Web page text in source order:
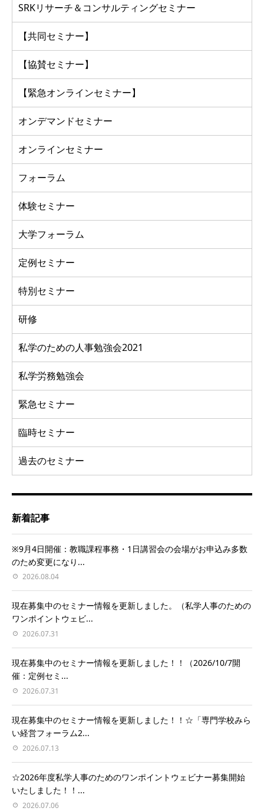
SRKリサーチ＆コンサルティングセミナー
【共同セミナー】
【協賛セミナー】
【緊急オンラインセミナー】
オンデマンドセミナー
オンラインセミナー
フォーラム
体験セミナー
大学フォーラム
定例セミナー
特別セミナー
研修
私学のための人事勉強会2021
私学労務勉強会
緊急セミナー
臨時セミナー
過去のセミナー
新着記事
※9月4日開催：教職課程事務・1日講習会の会場がお申込み多数
のため変更になり...
2026.08.04
現在募集中のセミナー情報を更新しました。（私学人事のための
ワンポイントウェビ...
2026.07.31
現在募集中のセミナー情報を更新しました！！（2026/10/7開
催：定例セミ...
2026.07.31
現在募集中のセミナー情報を更新しました！！☆「専門学校みら
い経営フォーラム2...
2026.07.13
☆2026年度私学人事のためのワンポイントウェビナー募集開始
いたしました！！...
2026.07.06